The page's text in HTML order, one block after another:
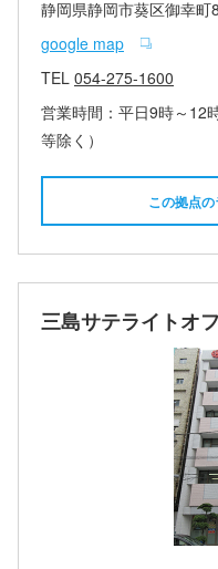
静岡県静岡市葵区御幸
google map
TEL 054-275-1600
営業時間：平日9時～12
等除く）
この拠点
三島サテライトオ